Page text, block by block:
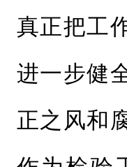
真正把工
进一步健
正之风和